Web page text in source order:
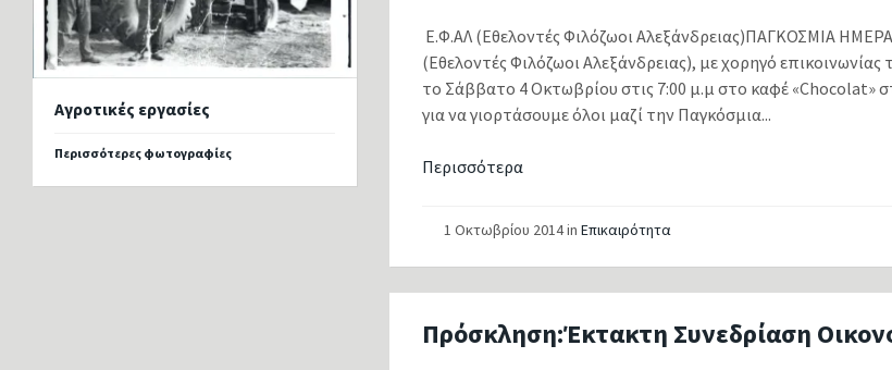
Ε.Φ.ΑΛ (Εθελοντές Φιλόζωοι Αλεξάνδρειας)ΠΑΓΚΟΣΜΙΑ
(Εθελοντές Φιλόζωοι Αλεξάνδρειας), με χορηγό
το Σάββατο 4 Οκτωβρίου στις 7:00 μ.μ στο καφέ «Chocolat»
για να γιορτάσουμε όλοι μαζί την Παγκόσμια...
Περισσότερα
1 Οκτωβρίου 2014inΕπικαιρότητα
Πρόσκληση:Έκτακτη Συνεδρίαση
Αγροτικές εργασίες
Περισσότερες φωτογραφίες